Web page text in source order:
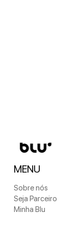
Sobre nós
Seja Parceiro
Minha Blu
MENU